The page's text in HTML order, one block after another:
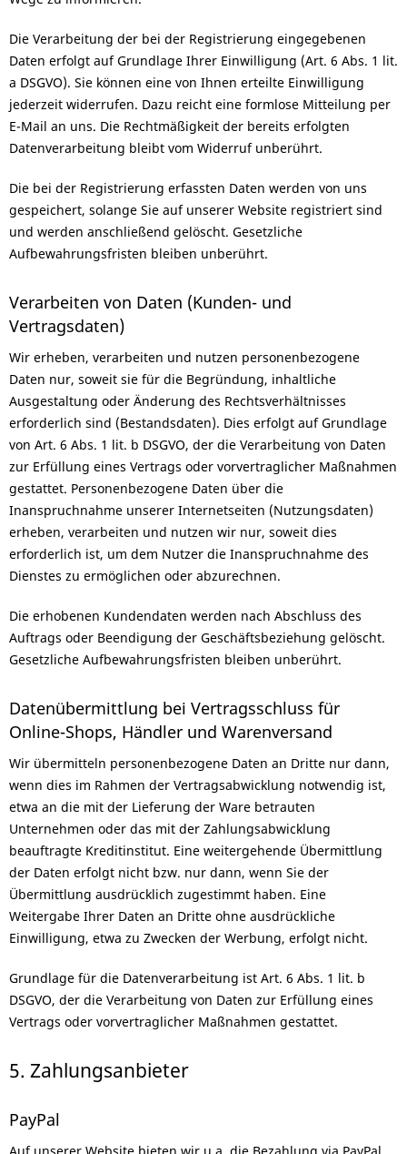
Die Verarbeitung der bei der Registrierung eingegebenen
Daten erfolgt auf Grundlage Ihrer Einwilligung (Art. 6 Abs. 1 lit.
a DSGVO). Sie können eine von Ihnen erteilte Einwilligung
jederzeit widerrufen. Dazu reicht eine formlose Mitteilung per
E-Mail an uns. Die Rechtmäßigkeit der bereits erfolgten
Datenverarbeitung bleibt vom Widerruf unberührt.
Die bei der Registrierung erfassten Daten werden von uns
gespeichert, solange Sie auf unserer Website registriert sind
und werden anschließend gelöscht. Gesetzliche
Aufbewahrungsfristen bleiben unberührt.
Verarbeiten von Daten (Kunden- und
Vertragsdaten)
Wir erheben, verarbeiten und nutzen personenbezogene
Daten nur, soweit sie für die Begründung, inhaltliche
Ausgestaltung oder Änderung des Rechtsverhältnisses
erforderlich sind (Bestandsdaten). Dies erfolgt auf Grundlage
von Art. 6 Abs. 1 lit. b DSGVO, der die Verarbeitung von Daten
zur Erfüllung eines Vertrags oder vorvertraglicher Maßnahmen
gestattet. Personenbezogene Daten über die
Inanspruchnahme unserer Internetseiten (Nutzungsdaten)
erheben, verarbeiten und nutzen wir nur, soweit dies
erforderlich ist, um dem Nutzer die Inanspruchnahme des
Dienstes zu ermöglichen oder abzurechnen.
Die erhobenen Kundendaten werden nach Abschluss des
Auftrags oder Beendigung der Geschäftsbeziehung gelöscht.
Gesetzliche Aufbewahrungsfristen bleiben unberührt.
Datenübermittlung bei Vertragsschluss für
Online-Shops, Händler und Warenversand
Wir übermitteln personenbezogene Daten an Dritte nur dann,
wenn dies im Rahmen der Vertragsabwicklung notwendig ist,
etwa an die mit der Lieferung der Ware betrauten
Unternehmen oder das mit der Zahlungsabwicklung
beauftragte Kreditinstitut. Eine weitergehende Übermittlung
der Daten erfolgt nicht bzw. nur dann, wenn Sie der
Übermittlung ausdrücklich zugestimmt haben. Eine
Weitergabe Ihrer Daten an Dritte ohne ausdrückliche
Einwilligung, etwa zu Zwecken der Werbung, erfolgt nicht.
Grundlage für die Datenverarbeitung ist Art. 6 Abs. 1 lit. b
DSGVO, der die Verarbeitung von Daten zur Erfüllung eines
Vertrags oder vorvertraglicher Maßnahmen gestattet.
5. Zahlungsanbieter
PayPal